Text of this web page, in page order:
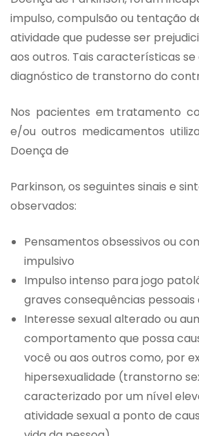
impulso, compulsão ou tentação
atividade que pudesse ser
aos outros. Tais características
diagnóstico de transtorno do
Nos pacientes em tratamento
e/ou outros medicamentos
Doença de
Parkinson, os seguintes sinais e
observados:
Pensamentos obsessivos ou
impulsivo
Impulso intenso para jogo
graves consequências pessoais
Interesse sexual alterado ou
comportamento que possa
você ou aos outros como, por
hipersexualidade (transtorno
caracterizado por um nível
atividade sexual a ponto de